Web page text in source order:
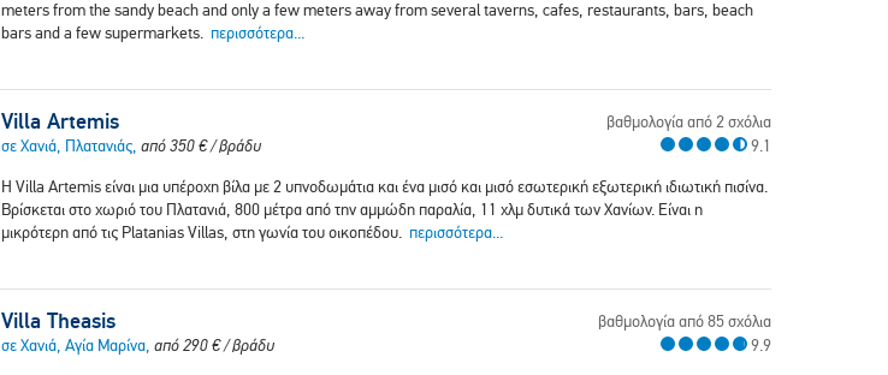
meters from the sandy beach and only a few meters away from several taverns, cafes, restaurants, bars, beach
bars and a few supermarkets. περισσότερα...
Villa Artemis
σε Χανιά, Πλατανιάς, από350€/ βράδυ
βαθμολογία από 2 σχόλια
9.1
Η Villa Artemis είναι μια υπέροχη βίλα με 2 υπνοδωμάτια και ένα μισό και μισό εσωτερική εξωτερική ιδιωτική πισίνα.
Βρίσκεται στο χωριό του Πλατανιά, 800 μέτρα από την αμμώδη παραλία, 11 χλμ δυτικά των Χανίων. Είναι η
μικρότερη από τις Platanias Villas, στη γωνία του οικοπέδου. περισσότερα...
Villa Theasis
σε Χανιά, Αγία Μαρίνα, από290€/ βράδυ
βαθμολογία από 85 σχόλια
9.9